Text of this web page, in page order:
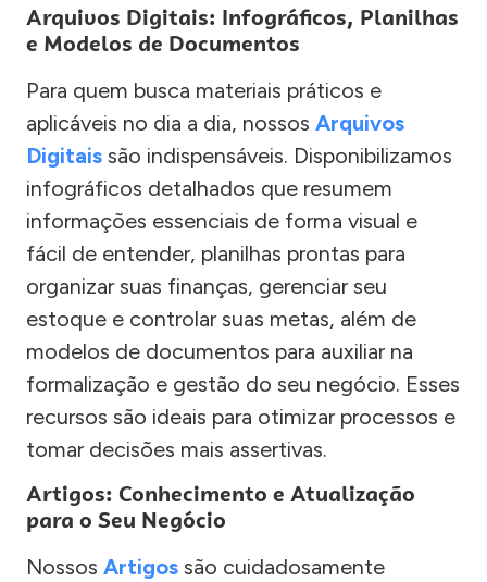
Arquivos Digitais: Infográficos, Planilhas
e Modelos de Documentos
Para quem busca materiais práticos e
aplicáveis no dia a dia, nossos Arquivos
Digitais são indispensáveis. Disponibilizamos
infográficos detalhados que resumem
informações essenciais de forma visual e
fácil de entender, planilhas prontas para
organizar suas finanças, gerenciar seu
estoque e controlar suas metas, além de
modelos de documentos para auxiliar na
formalização e gestão do seu negócio. Esses
recursos são ideais para otimizar processos e
tomar decisões mais assertivas.
Artigos: Conhecimento e Atualização
para o Seu Negócio
Nossos Artigos são cuidadosamente